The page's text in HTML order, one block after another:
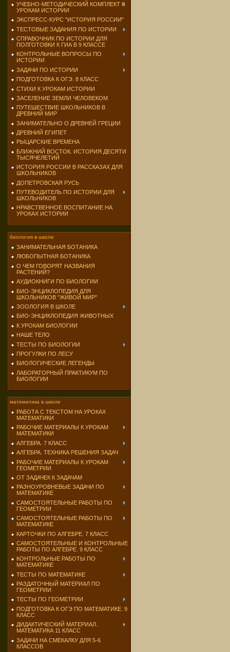
УЧЕБНО-МЕТОДИЧЕСКИЙ КОМПЛЕКТ К
УРОКАМ ИСТОРИИ
ЭКСПРЕСС-КУРС "ИСТОРИЯ РОССИИ"
ТЕСТОВЫЕ ЗАДАНИЯ ПО ИСТОРИИ
СПРАВОЧНИК ПО ИСТОРИИ ДЛЯ
ПОЛГОТОВКИ К ГИА В 9 КЛАССЕ
КОНТРОЛЬНЫЕ ВОПРОСЫ ПО
ИСТОРИИ
ЗАДАЧИ ПО ИСТОРИИ
ПОДГОТОВКА К ОГЭ. 8 КЛАСС
СТИХИ К УРОКАМ ИСТОРИИ
ЗАСЕЛЕНИЕ ЗЕМЛИ ЧЕЛОВЕКОМ
ПУТЕШЕСТВИЕ ШКОЛЬНИКОВ В
ДРЕВНИЙ МИР
ЗАНИМАТЕЛЬНО О ДРЕВНЕЙ ГРЕЦИИ
ДРЕВНИЙ ЕГИПЕТ
РЫЦАРСКИЕ ВРЕМЕНА
БЛИЖНИЙ ВОСТОК. ИСТОРИЯ ДЕСЯТИ
ТЫСЯЧЕЛЕТИЙ
ИСТОРИЯ РОССИИ В РАССКАЗАХ ДЛЯ
ШКОЛЬНИКОВ
ДОПЕТРОВСКАЯ РУСЬ
ПУТЕВОДИТЕЛЬ ПО ИСТОРИИ ДЛЯ
ШКОЛЬНИКОВ
НРАВСТВЕННОЕ ВОСПИТАНИЕ НА
УРОКАХ ИСТОРИИ
биология в школе
ЗАНИМАТЕЛЬНАЯ БОТАНИКА
ЛЮБОПЫТНАЯ БОТАНИКА
О ЧЕМ ГОВОРЯТ НАЗВАНИЯ
РАСТЕНИЙ?
АУДИОКНИГИ ПО БИОЛОГИИ
БИО-ЭНЦИКЛОПЕДИЯ ДЛЯ
ШКОЛЬНИКОВ "ЖИВОЙ МИР"
ЗООЛОГИЯ В ШКОЛЕ
БИО-ЭНЦИКЛОПЕДИЯ ЖИВОТНЫХ
К УРОКАМ БИОЛОГИИ
НАШЕ ТЕЛО
ТЕСТЫ ПО БИОЛОГИИ
ПРОГУЛКИ ПО ЛЕСУ
БИОЛОГИЧЕСКИЕ ЛЕГЕНДЫ
ЛАБОРАТОРНЫЙ ПРАКТИКУМ ПО
БИОЛОГИИ
математика в школе
РАБОТА С ТЕКСТОМ НА УРОКАХ
МАТЕМАТИКИ
РАБОЧИЕ МАТЕРИАЛЫ К УРОКАМ
МАТЕМАТИКИ
АЛГЕБРА. 7 КЛАСС
АЛГЕБРА. ТЕХНИКА РЕШЕНИЯ ЗАДАЧ
РАБОЧИЕ МАТЕРИАЛЫ К УРОКАМ
ГЕОМЕТРИИ
ОТ ЗАДАЧЕК К ЗАДАЧАМ
РАЗНОУРОВНЕВЫЕ ЗАДАЧИ ПО
МАТЕМАТИКЕ
САМОСТОЯТЕЛЬНЫЕ РАБОТЫ ПО
ГЕОМЕТРИИ
САМОСТОЯТЕЛЬНЫЕ РАБОТЫ ПО
МАТЕМАТИКЕ
КАРТОЧКИ ПО АЛГЕБРЕ. 7 КЛАСС
САМОСТОЯТЕЛЬНЫЕ И КОНТРОЛЬНЫЕ
РАБОТЫ ПО АЛГЕБРЕ. 9 КЛАСС
КОНТРОЛЬНЫЕ РАБОТЫ ПО
МАТЕМАТИКЕ
ТЕСТЫ ПО МАТЕМАТИКЕ
РАЗДАТОЧНЫЙ МАТЕРИАЛ ПО
ГЕОМЕТРИИ
ТЕСТЫ ПО ГЕОМЕТРИИ
ПОДГОТОВКА К ОГЭ ПО МАТЕМАТИКЕ. 9
КЛАСС
ДИДАКТИЧЕСКИЙ МАТЕРИАЛ.
МАТЕМАТИКА 11 КЛАСС
ЗАДАЧИ НА СМЕКАЛКУ ДЛЯ 5-6
КЛАССОВ